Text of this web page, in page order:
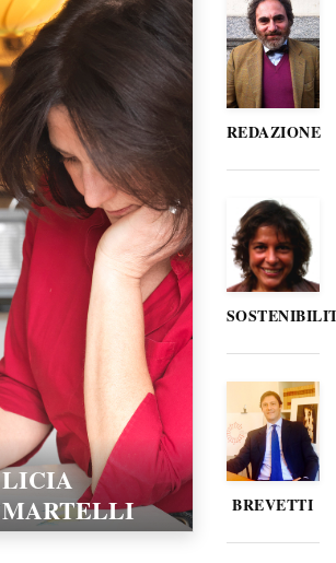
LICIA
MARTELLI
REDAZIONE
BREVETTI